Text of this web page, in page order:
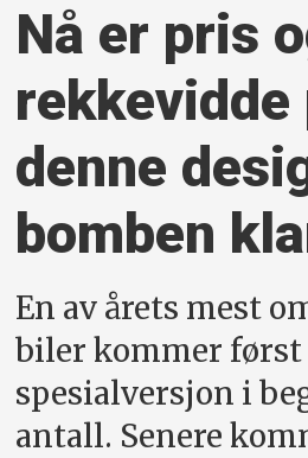
Nå er pris
rekke­vidde
denne
bomben
En av årets mest
biler kommer først
spesialversjon i
antall. Senere